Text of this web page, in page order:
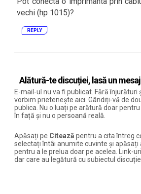
vechi (hp 1015)?
REPLY
Alătură-te discuției, lasă un mesaj
E-mail-ul nu va fi publicat. Fără înjurături
vorbim prietenește aici. Gândiți-vă de
publica. Nu o luați pe arătură doar
în față și nu o persoană reală.
Apăsați pe Citează pentru a cita întreg
selectați întâi anumite cuvinte și apăsați
pentru a le prelua doar pe acelea. Link-
dar care au legătură cu subiectul